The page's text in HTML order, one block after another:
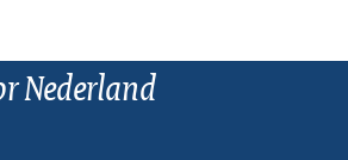
Nederland